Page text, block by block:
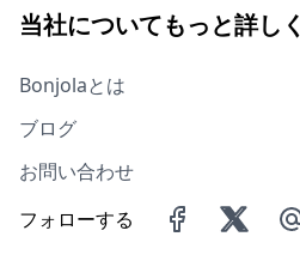
当社についてもっと詳しく
Bonjolaとは
ブログ
お問い合わせ
フォローする